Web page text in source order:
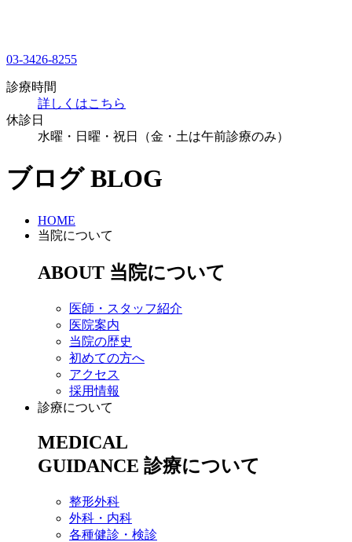
03-3426-8255
診療時間
詳しくはこちら
休診日
水曜・日曜・祝日（金・土は午前診療のみ）
ブログ BLOG
HOME
当院について
ABOUT 当院について
医師・スタッフ紹介
医院案内
当院の歴史
初めての方へ
アクセス
採用情報
診療について
MEDICAL
GUIDANCE 診療について
整形外科
外科・内科
各種健診・検診